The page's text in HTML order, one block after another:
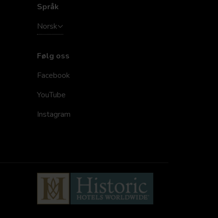
Språk
Norsk
Følg oss
Facebook
YouTube
Instagram